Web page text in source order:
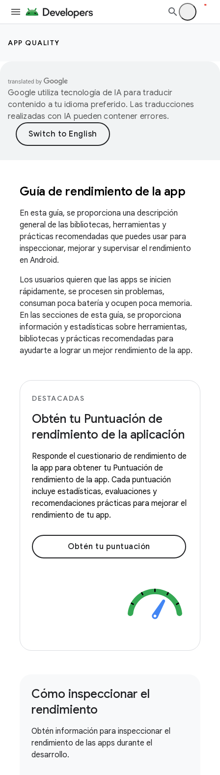
APP QUALITY
Google utiliza tecnología de IA para traducir
contenido a tu idioma preferido. Las traducciones
realizadas con IA pueden contener errores.
Guía de rendimiento de la app
En esta guía, se proporciona una descripción
general de las bibliotecas, herramientas y
prácticas recomendadas que puedes usar para
inspeccionar, mejorar y supervisar el rendimiento
en Android.
Los usuarios quieren que las apps se inicien
rápidamente, se procesen sin problemas,
consuman poca batería y ocupen poca memoria.
En las secciones de esta guía, se proporciona
información y estadísticas sobre herramientas,
bibliotecas y prácticas recomendadas para
ayudarte a lograr un mejor rendimiento de la app.
DESTACADAS
Obtén tu Puntuación de
rendimiento de la aplicación
Responde el cuestionario de rendimiento de
la app para obtener tu Puntuación de
rendimiento de la app. Cada puntuación
incluye estadísticas, evaluaciones y
recomendaciones prácticas para mejorar el
rendimiento de tu app.
Obtén tu puntuación
Cómo inspeccionar el
rendimiento
Obtén información para inspeccionar el
rendimiento de las apps durante el
desarrollo.